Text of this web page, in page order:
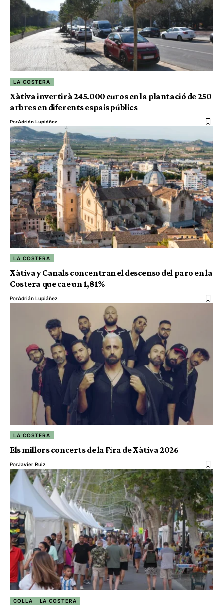
LA COSTERA
Xàtiva invertirà 245.000 euros en la plantació de 250
arbres en diferents espais públics
PorAdrián Lupiáñez
LA COSTERA
Xàtiva y Canals concentran el descenso del paro en la
Costera que cae un 1,81%
PorAdrián Lupiáñez
LA COSTERA
Els millors concerts de la Fira de Xàtiva 2026
PorJavier Ruiz
COLLA LA COSTERA